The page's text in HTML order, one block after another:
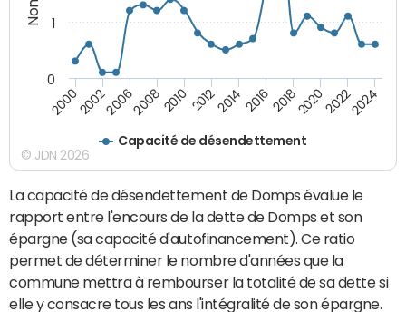
Capacité de désendettement
20002002200620082010 2012201420162018202020222024
0
1
© JDN 2026
La capacité de désendettement de Domps évalue le
rapport entre l'encours de la dette de Domps et son
épargne (sa capacité d'autofinancement). Ce ratio
permet de déterminer le nombre d'années que la
commune mettra à rembourser la totalité de sa dette si
elle y consacre tous les ans l'intégralité de son épargne.